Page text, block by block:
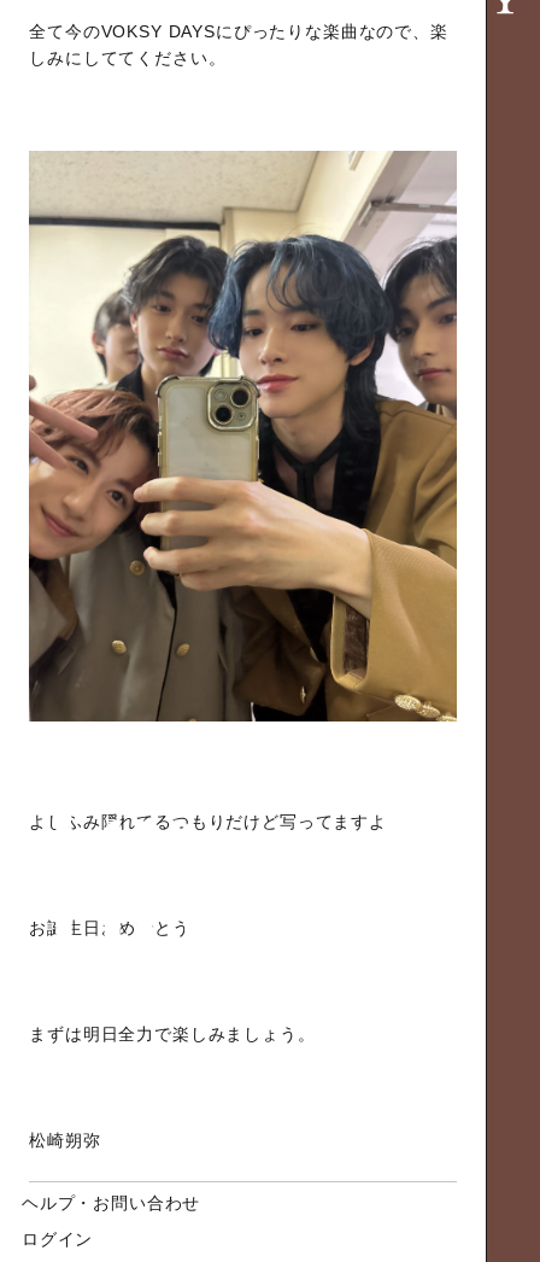
全て今のVOKSY DAYSにぴったりな楽曲なので、楽
しみにしててください。
よしふみ隠れてるつもりだけど写ってますよ
お誕生日おめでとう！
まずは明日全力で楽しみましょう。
松崎朔弥
ヘルプ・お問い合わせ
ログイン